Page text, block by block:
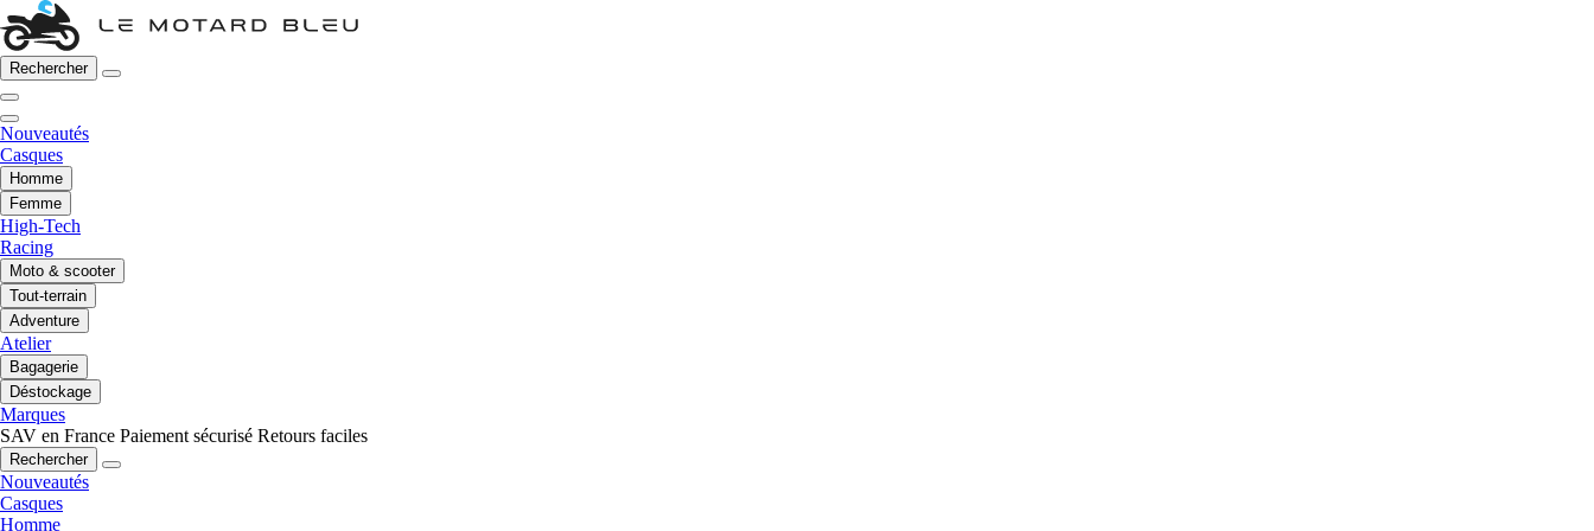
Rechercher
Nouveautés
Casques
Homme
Femme
High-Tech
Racing
Moto & scooter
Tout-terrain
Adventure
Atelier
Bagagerie
Déstockage
Marques
SAV en France Paiement sécurisé Retours faciles
Rechercher
Nouveautés
Casques
Homme